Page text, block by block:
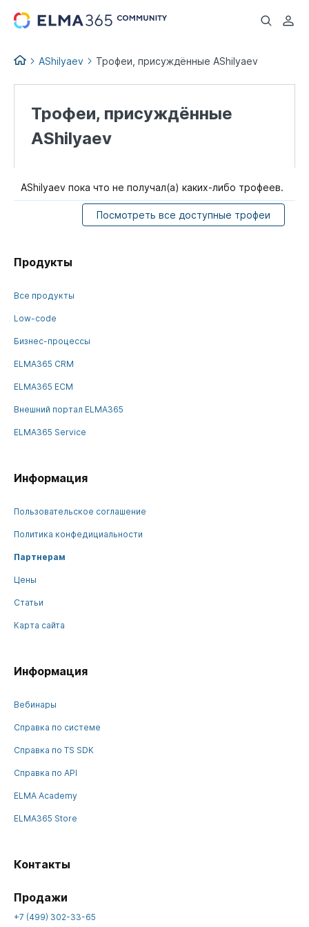
...
AShilyaev Трофеи, присуждённые AShilyaev
Трофеи, присуждённые
AShilyaev
AShilyaev пока что не получал(а) каких-либо трофеев.
Посмотреть все доступные трофеи
Продукты
Все продукты
Low-code
Бизнес-процессы
ELMA365 CRM
ELMA365 ECM
Внешний портал ELMA365
ELMA365 Service
Информация
Пользовательское соглашение
Политика конфедициальности
Партнерам
Цены
Статьи
Карта сайта
Информация
Вебинары
Справка по системе
Справка по TS SDK
Справка по API
ELMA Academy
ELMA365 Store
Контакты
Продажи
+7 (499) 302-33-65